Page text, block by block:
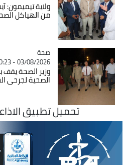
ولاية تيميمون:
من الهياكل
Catégorie
صحة
03/08/2026 - 10:23
وزير الصحة يقف
الصحية لجرحى
تحميل تطبيق الاذاعة